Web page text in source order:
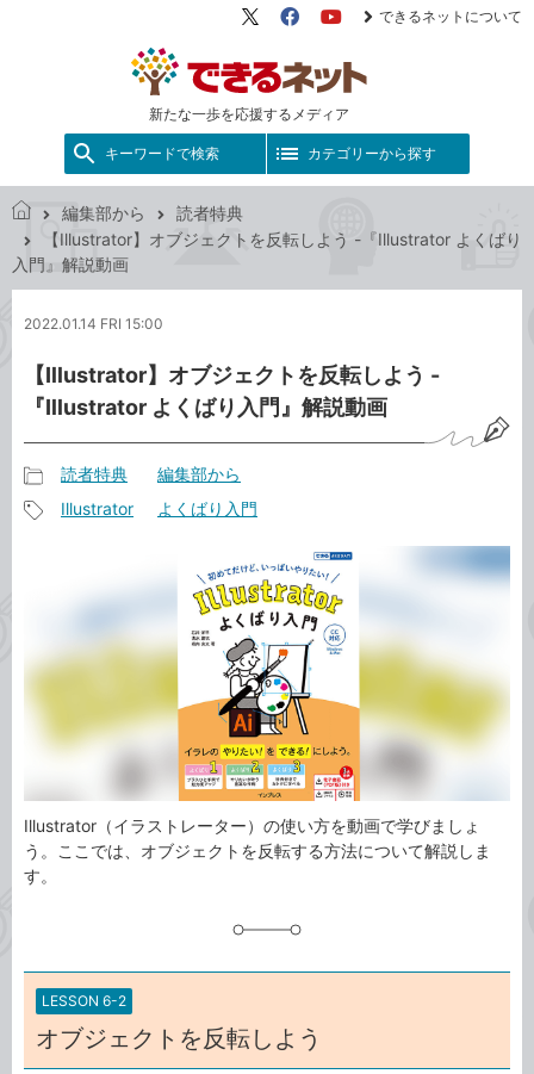
新たな一歩を応援するメディア
X（旧
FacebookYouTube
できるネットについて
キーワードで検索 カテゴリーから探す
き
ッ
編集部から
読者特典
【Illustrator】オブジェクトを反転しよう -『Illustrator よくばり
入門』解説動画
2022.01.14 FRI 15:00
【Illustrator】オブジェクトを反転しよう -
『Illustrator よくばり入門』解説動画
事
読者特典 編集部から
Illustrator よくばり入門
Illustrator（イラストレーター）の使い方を動画で学びましょ
う。ここでは、オブジェクトを反転する方法について解説しま
す。
LESSON 6-2
オブジェクトを反転しよう